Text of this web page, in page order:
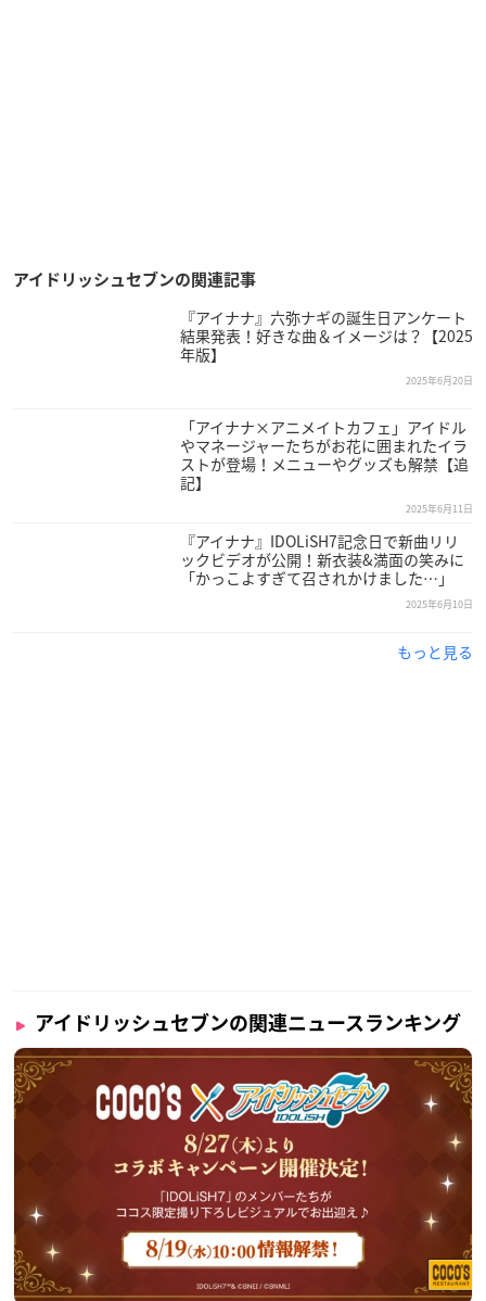
アイドリッシュセブンの関連記事
『アイナナ』六弥ナギの誕生日アンケート
結果発表！好きな曲＆イメージは？【2025
年版】
2025年6月20日
「アイナナ×アニメイトカフェ」アイドル
やマネージャーたちがお花に囲まれたイラ
ストが登場！メニューやグッズも解禁【追
記】
2025年6月11日
『アイナナ』IDOLiSH7記念日で新曲リリ
ックビデオが公開！新衣装&満面の笑みに
「かっこよすぎて召されかけました…」
2025年6月10日
もっと見る
アイドリッシュセブンの関連ニュースランキング